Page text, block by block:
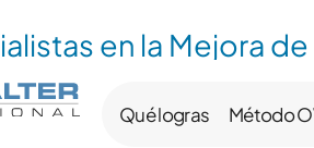
en la Mejora
Qué logras Método